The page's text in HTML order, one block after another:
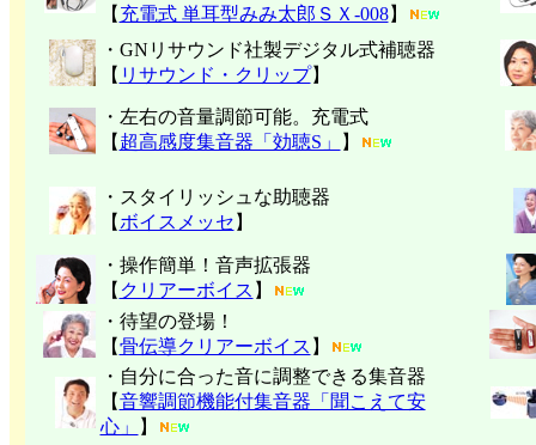
【 充電式 単耳型みみ太郎ＳＸ-008】
・GNリサウンド社製デジタル式補聴器
【 リサウンド・クリップ】
・左右の音量調節可能。充電式
【 超高感度集音器「効聴S」 】
・スタイリッシュな助聴器
【 ボイスメッセ 】
・操作簡単！音声拡張器
【 クリアーボイス 】
・待望の登場！
【骨伝導クリアーボイス 】
・自分に合った音に調整できる集音器
【音響調節機能付集音器「聞こえて安
心」
】